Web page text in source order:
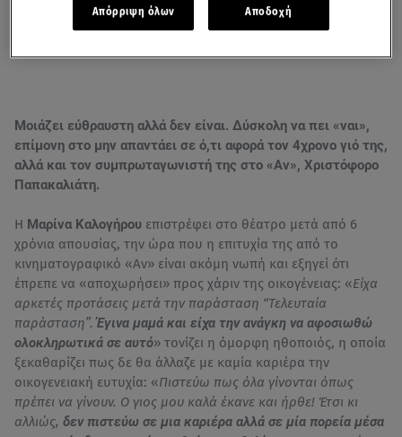
Μοιάζει εύθραυστη αλλά δεν είναι. Δύσκολη να πει «ναι»,
επίμονη στο μην απαντάει σε ό,τι αφορά τον 4χρονο γιό της,
αλλά και τον συμπρωταγωνιστή της στο «Αν», Χριστόφορο
Παπακαλιάτη.
Η Μαρίνα Καλογήρου επιστρέφει στο θέατρο μετά από 6
χρόνια απουσίας, την ώρα που η επιτυχία της από το
κινηματογραφικό «Αν» είναι ακόμη νωπή και εξηγεί ότι
έπρεπε να «αποχωρήσει» προς χάριν της οικογένειας: «Είχα
αρκετές προτάσεις μετά την παράσταση “Τελευταία
παράσταση”.Έγινα μαμά και είχα την ανάγκη να αφοσιωθώ
ολοκληρωτικά σε αυτό» τονίζει η όμορφη ηθοποιός, η οποία
ξεκαθαρίζει πως δε θα άλλαζε με καμία καριέρα την
οικογενειακή ευτυχία: «Πιστεύω πως όλα γίνονται όπως
πρέπει να γίνουν. Ο γιος μου καλά έκανε και ήρθε! Έτσι κι
αλλιώς, δεν πιστεύω σε μια καριέρα αλλά σε μία πορεία μέσα
Απόρριψη όλων Αποδοχή